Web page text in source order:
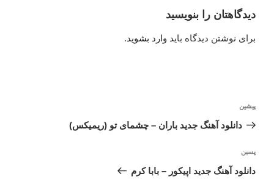
دیدگاهتان را بنویسید
برای نوشتن دیدگاه باید وارد بشوید.
نوشته
قبلی
پیشین
دانلود آهنگ جدید باران – چشمای تو (ریمیکس)
نوشته‌ٔ
بعدی
پسین
دانلود آهنگ جدید اپیکور – بابا کرم